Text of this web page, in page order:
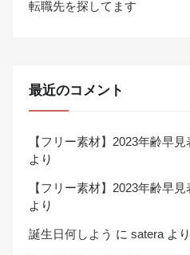
転職先を探してます
最近のコメント
【フリー素材】2023年齢早見
より
【フリー素材】2023年齢早見
より
誕生日何しよう に satera より